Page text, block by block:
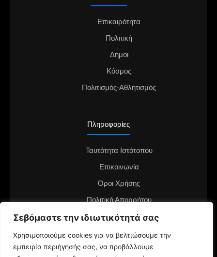
Σεβόμαστε την ιδιωτικότητά σας
Χρησιμοποιούμε cookies για να βελτιώσουμε την
εμπειρία περιήγησής σας, να προβάλλουμε
Επικαιρότητα
Πολιτική
Δήμοι
Κόσμος
Πολιτισμός-Αθλητισμός
Πληροφορίες
Ταυτότητα Ιστότοπου
Επικοινωνία
Όροι Χρήσης
Πολιτική Απορρήτου
Διαφημιστείτε στο notianea.gr
Γίνε ο ανταποκριτής στην περιοχή σου